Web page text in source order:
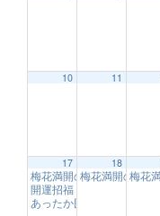
10 11
17
梅花満開の１００ｍジッ
開運招福「福来（ふくれ）
あったか囲炉裏で梅見
18
梅花満開の１
梅花
2:00 AM
3:00 AM